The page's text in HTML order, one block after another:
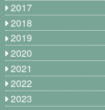
2017
2018
2019
2020
2021
2022
2023